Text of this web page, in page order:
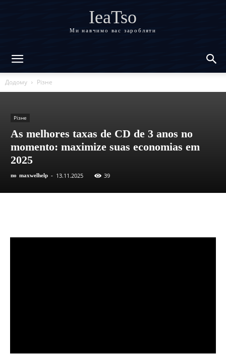
IeaTso
Ми навчимо вас заробляти
Додому Різне
Різне
As melhores taxas de CD de 3 anos no
momento: maximize suas economias em
2025
по maxwelhelp - 13.11.2025 39